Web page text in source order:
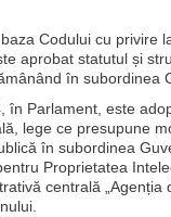
Codului cu privire
aprobat statutul și
în subordinea
în Parlament, este
lege ce presupune
în subordinea
Proprietatea
centrală „Agenția